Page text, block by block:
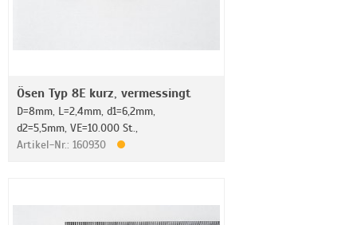
Ösen Typ 8E kurz, vermessingt
D=8mm, L=2,4mm, d1=6,2mm,
d2=5,5mm, VE=10.000 St.,
Artikel-Nr.: 160930